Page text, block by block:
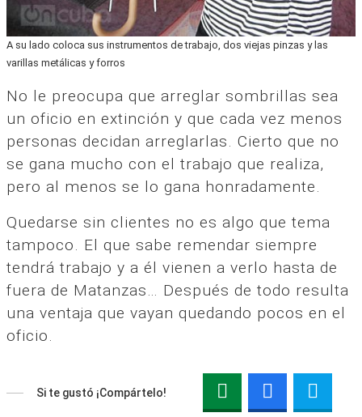
A su lado coloca sus instrumentos de trabajo, dos viejas pinzas y las
varillas metálicas y forros
No le preocupa que arreglar sombrillas sea
un oficio en extinción y que cada vez menos
personas decidan arreglarlas. Cierto que no
se gana mucho con el trabajo que realiza,
pero al menos se lo gana honradamente.
Quedarse sin clientes no es algo que tema
tampoco. El que sabe remendar siempre
tendrá trabajo y a él vienen a verlo hasta de
fuera de Matanzas… Después de todo resulta
una ventaja que vayan quedando pocos en el
oficio.
Si te gustó ¡Compártelo!